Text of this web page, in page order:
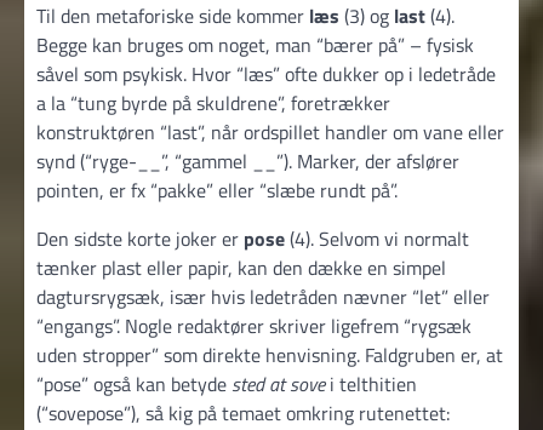
Til den metaforiske side kommer læs (3) og last(4).
Begge kan bruges om noget, man “bærer på” – fysisk
såvel som psykisk. Hvor “læs” ofte dukker op i ledetråde
a la “tung byrde på skuldrene”, foretrækker
konstruktøren “last”, når ordspillet handler om vane eller
synd (“ryge-__”, “gammel __”). Marker, der afslører
pointen, er fx “pakke” eller “slæbe rundt på”.
Den sidste korte joker er pose(4). Selvom vi normalt
tænker plast eller papir, kan den dække en simpel
dagtursrygsæk, især hvis ledetråden nævner “let” eller
“engangs”. Nogle redaktører skriver ligefrem “rygsæk
uden stropper” som direkte henvisning. Faldgruben er, at
“pose” også kan betyde sted at sovei telthitien
(“sovepose”), så kig på temaet omkring rutenettet: